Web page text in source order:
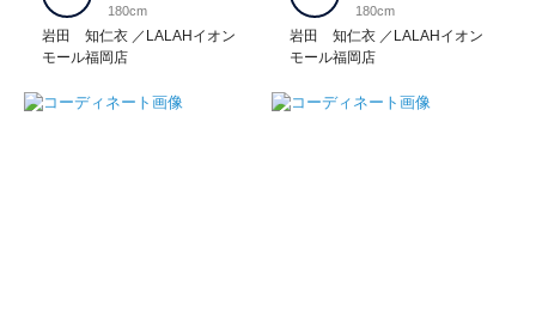
岩田 知仁衣
LALAHイオン
モール福岡店
180cm
岩田 知仁衣
LALAHイオン
モール福岡店
180cm